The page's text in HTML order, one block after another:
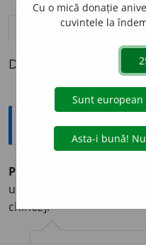
definiții (1) pronunție
Definiția cu ID-ul
Explicative DEX
P
)
ursul, care trăiește în
chinez].
Cu o mică donație
cuvintele la